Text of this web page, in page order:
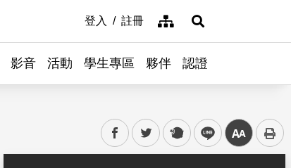
登入 註冊 網站導覽展開搜尋
影音 活動 學生專區 夥伴 認證
facebooktwitter plurk line 中